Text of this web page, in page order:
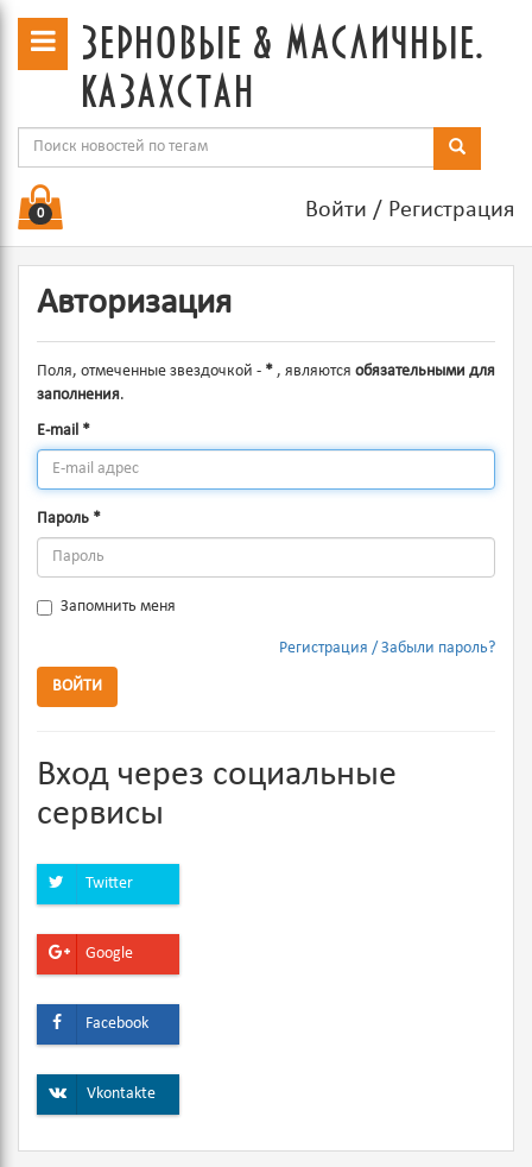
зерновые & масличные.
казахстан
Войти / Регистрация
0
Авторизация
Поля, отмеченные звездочкой - * , являются обязательными для
заполнения.
E-mail *
Пароль *
Запомнить меня
Забыли пароль?
Регистрация
ВОЙТИ
Вход через социальные
сервисы
Twitter
Google
Facebook
Vkontakte